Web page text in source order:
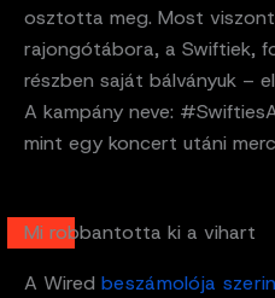
osztotta meg. Most
rajongótábora, a Swiftiek,
részben saját bálványuk –
A kampány neve:
mint egy koncert utáni
Mi robbantotta ki a vihart
A Wired beszámolója